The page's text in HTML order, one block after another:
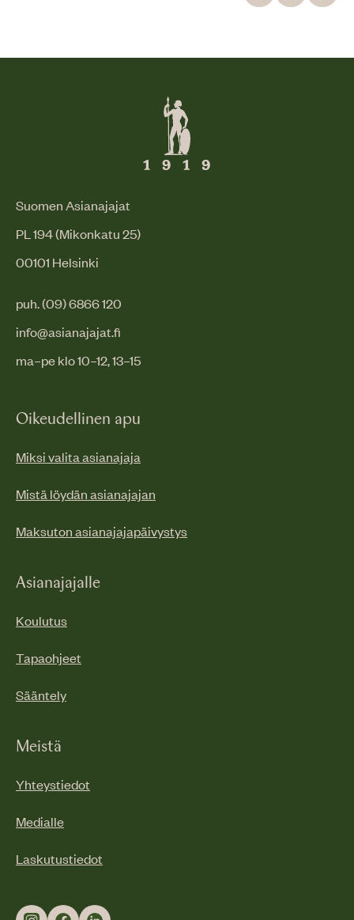
Suomen Asianajajat
PL 194 (Mikonkatu 25)
00101 Helsinki
puh. (09) 6866 120
info@asianajajat.fi
ma–pe klo 10–12, 13–15
Oikeudellinen apu
Miksi valita asianajaja
Mistä löydän asianajajan
Maksuton asianajajapäivystys
Asianajajalle
Koulutus
Tapaohjeet
Sääntely
Meistä
Yhteystiedot
Medialle
Laskutustiedot